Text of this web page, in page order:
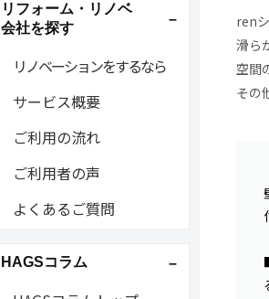
ren
滑ら
空間
その
リフォーム・リノベ
会社を探す
リノベーションをするなら
サービス概要
ご利用の流れ
ご利用者の声
よくあるご質問
HAGSコラム